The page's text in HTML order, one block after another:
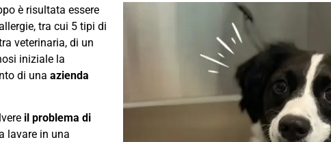
è risultata essere
tra cui 5 tipi di
veterinaria, di un
iniziale la
di una azienda
il problema di
lavare in una